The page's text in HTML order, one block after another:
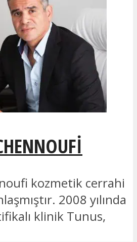
kozmetik cerrahi
2008 yılında
klinik Tunus,